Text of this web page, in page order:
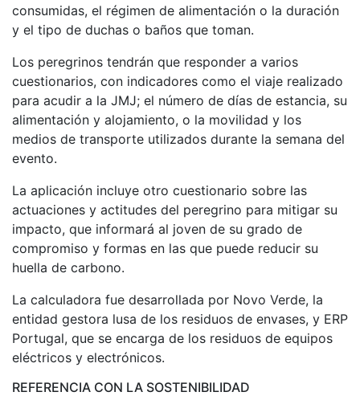
consumidas, el régimen de alimentación o la duración
y el tipo de duchas o baños que toman.
Los peregrinos tendrán que responder a varios
cuestionarios, con indicadores como el viaje realizado
para acudir a la JMJ; el número de días de estancia, su
alimentación y alojamiento, o la movilidad y los
medios de transporte utilizados durante la semana del
evento.
La aplicación incluye otro cuestionario sobre las
actuaciones y actitudes del peregrino para mitigar su
impacto, que informará al joven de su grado de
compromiso y formas en las que puede reducir su
huella de carbono.
La calculadora fue desarrollada por Novo Verde, la
entidad gestora lusa de los residuos de envases, y ERP
Portugal, que se encarga de los residuos de equipos
eléctricos y electrónicos.
REFERENCIA CON LA SOSTENIBILIDAD